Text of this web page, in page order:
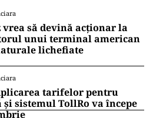
vrea să devină acționar la
unui terminal american
lichefiate
tarifelor pentru
sistemul TollRo va începe